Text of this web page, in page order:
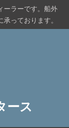
ーラーです。船外
っております。
ース